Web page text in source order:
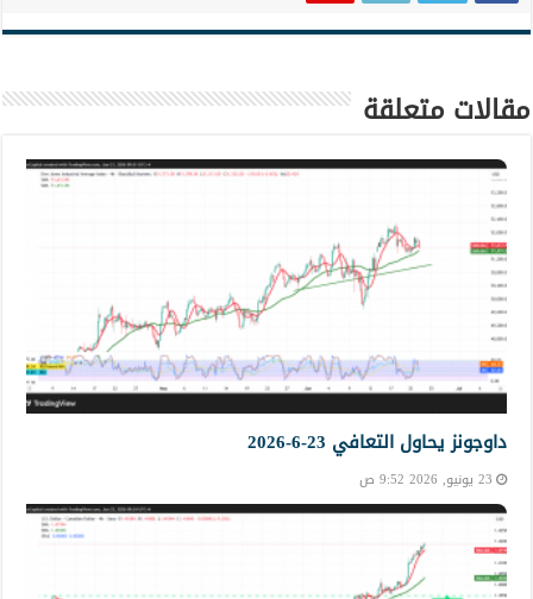
مقالات متعلقة
داوجونز يحاول التعافي 23-6-2026
23 يونيو, 2026 9:52 ص